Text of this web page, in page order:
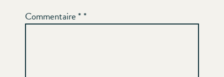
Commentaire*